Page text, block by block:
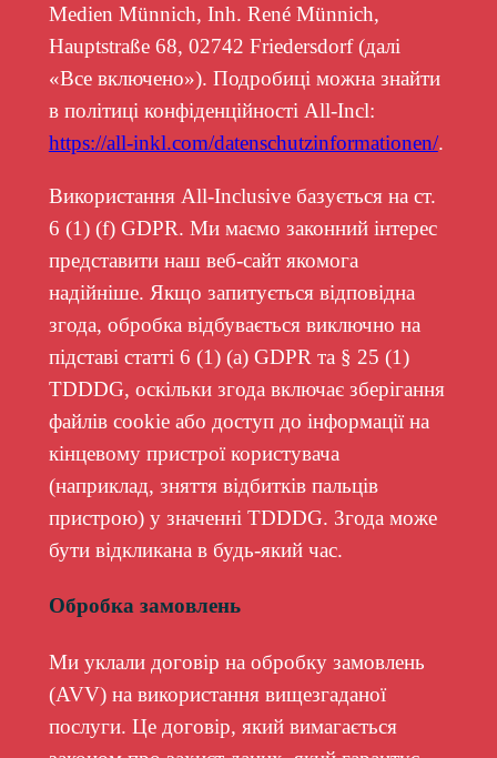
Medien Münnich, Inh. René Münnich,
Hauptstraße 68, 02742 Friedersdorf (далі
«Все включено»). Подробиці можна знайти
в політиці конфіденційності All-Incl:
https://all-inkl.com/datenschutzinformationen/.
Використання All-Inclusive базується на ст.
6 (1) (f) GDPR. Ми маємо законний інтерес
представити наш веб-сайт якомога
надійніше. Якщо запитується відповідна
згода, обробка відбувається виключно на
підставі статті 6 (1) (a) GDPR та § 25 (1)
TDDDG, оскільки згода включає зберігання
файлів cookie або доступ до інформації на
кінцевому пристрої користувача
(наприклад, зняття відбитків пальців
пристрою) у значенні TDDDG. Згода може
бути відкликана в будь-який час.
Обробка замовлень
Ми уклали договір на обробку замовлень
(AVV) на використання вищезгаданої
послуги. Це договір, який вимагається